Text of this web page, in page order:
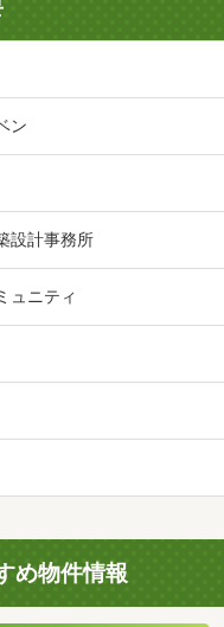
ン
設計事務所
ュニティ
め物件情報